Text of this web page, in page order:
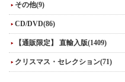
その他(9)
CD/DVD(86)
【通販限定】 直輸入版(1409)
クリスマス・セレクション(71)